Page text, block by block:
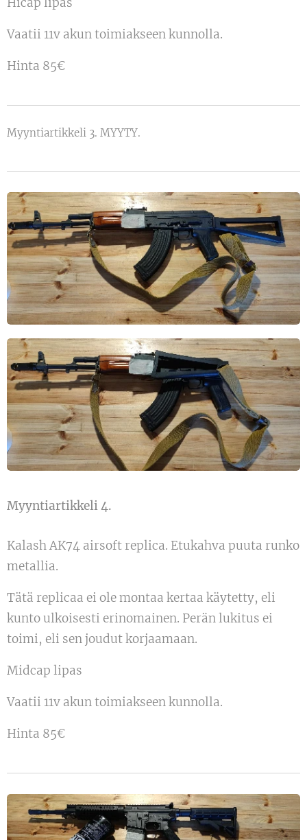
Vaatii 11v akun toimiakseen kunnolla.
Hinta 85€
Myyntiartikkeli 3. MYYTY.
Myyntiartikkeli 4.
Kalash AK74 airsoft replica. Etukahva puuta runko
metallia.
Tätä replicaa ei ole montaa kertaa käytetty, eli
kunto ulkoisesti erinomainen. Perän lukitus ei
toimi, eli sen joudut korjaamaan.
Midcap lipas
Vaatii 11v akun toimiakseen kunnolla.
Hinta 85€